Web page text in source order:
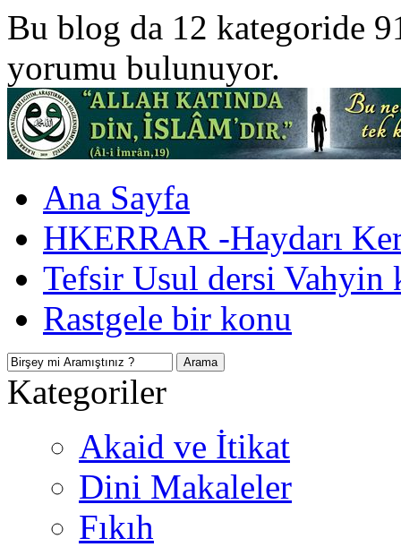
Bu blog da 12 kategoride
yorumu bulunuyor.
Ana Sayfa
HKERRAR -Haydarı
Tefsir Usul dersi Vahyin
Rastgele bir konu
Kategoriler
Akaid ve İtikat
Dini Makaleler
Fıkıh